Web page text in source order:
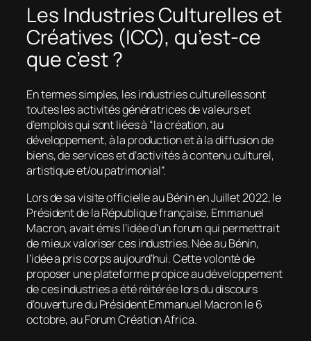
Les Industries Culturelles et
Créatives (ICC), qu’est-ce
que c’est ?
En termes simples, les industries culturelles sont
toutes les activités génératrices de valeurs et
d’emplois qui sont liées à “la création, au
développement, à la production et à la diffusion de
biens, de services et d’activités à contenu culturel,
artistique et/ou patrimonial”.
Lors de sa visite officielle au Bénin en Juillet 2022, le
Président de la République française, Emmanuel
Macron, avait émis l’idée d’un forum qui permettrait
de mieux valoriser ces industries. Née au Bénin,
l’idée a pris corps aujourd’hui. Cette volonté de
proposer une plateforme propice au développement
de ces industries a été réitérée lors du discours
d’ouverture du Président Emmanuel Macron le 6
octobre, au Forum Création Africa.